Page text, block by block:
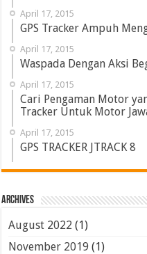
April 17, 2015
GPS Tracker Ampuh
April 17, 2015
Waspada Dengan Aksi
April 17, 2015
Cari Pengaman Motor
Tracker Untuk Motor
April 17, 2015
GPS TRACKER JTRACK 8
Archives
August 2022 (1)
November 2019 (1)